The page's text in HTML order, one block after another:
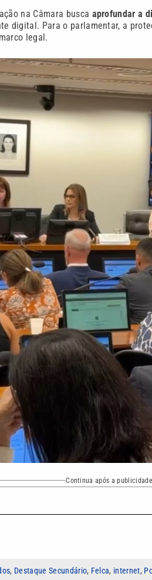
na Câmara busca aprofundar a
digital. Para o parlamentar, a
legal.
Continua após a publicidade
, Destaque Secundário, Felca, internet,